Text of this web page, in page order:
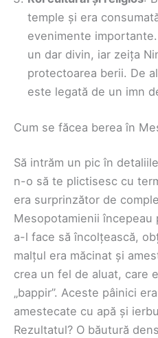
temple și era
evenimente
un dar divin, iar zeița
protectoarea berii. De
este legată de un imn
Cum se făcea berea în
Să intrăm un pic în
n-o să te plictisesc cu
era surprinzător de
Mesopotamienii
a-l face să încolțească,
malțul era măcinat și
crea un fel de aluat, care
„bappir”. Aceste pâinici
amestecate cu apă și
Rezultatul? O băutură